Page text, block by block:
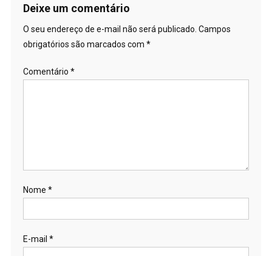
Deixe um comentário
O seu endereço de e-mail não será publicado. Campos
obrigatórios são marcados com *
Comentário *
Nome *
E-mail *